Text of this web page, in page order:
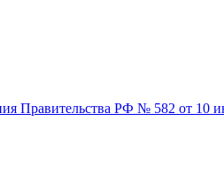
Правительства РФ № 582 от 10